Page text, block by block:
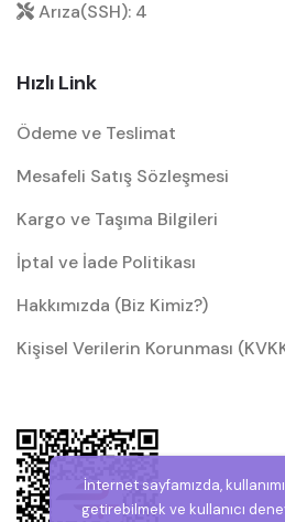
Arıza(SSH): 4
Hızlı Link
Ödeme ve Teslimat
Mesafeli Satış Sözleşmesi
Kargo ve Taşıma Bilgileri
İptal ve İade Politikası
Hakkımızda (Biz Kimiz?)
Kişisel Verilerin Korunması
İnternet sayfamızda,
getirebilmek ve kullanıcı